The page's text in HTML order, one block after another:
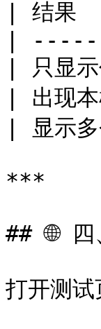
| 结
|
| 只显
| 出现
| 显示
***
## 🌐 四
打开测试